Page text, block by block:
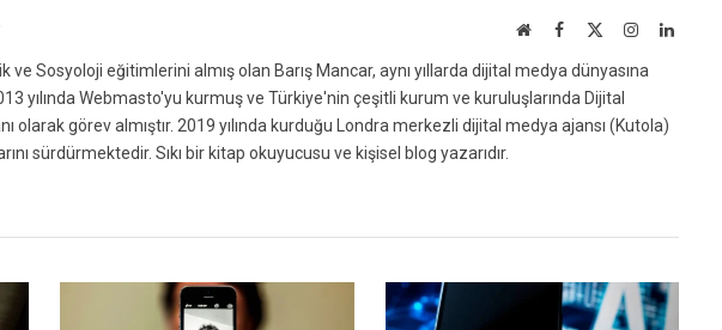
WebsiteFacebook Instagram
ve Sosyoloji eğitimlerini almış olan Barış Mancar, aynı yıllarda dijital medya dünyasına
yılında Webmasto'yu kurmuş ve Türkiye'nin çeşitli kurum ve kuruluşlarında Dijital
olarak görev almıştır. 2019 yılında kurduğu Londra merkezli dijital medya ajansı (Kutola)
sürdürmektedir. Sıkı bir kitap okuyucusu ve kişisel blog yazarıdır.